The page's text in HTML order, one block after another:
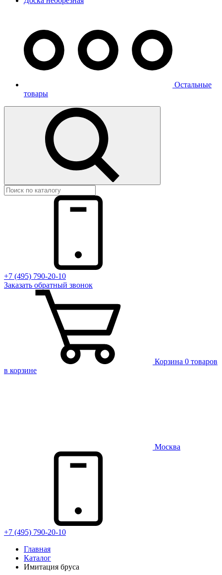
Остальные
товары
+7 (495) 790-20-10
Заказать обратный звонок
Корзина 0 товаров
в корзине
Москва
+7 (495) 790-20-10
Главная
Каталог
Имитация бруса